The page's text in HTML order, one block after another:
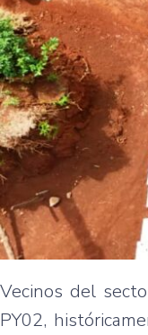
Vecinos del
PY02,